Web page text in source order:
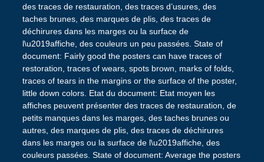
des traces de restauration, des traces d’usures, des
taches brunes, des marques de plis, des traces de
déchirures dans les marges ou la surface de
l\u2019affiche, des couleurs un peu passées. State of
document: Fairly good the posters can have traces of
restoration, traces of wears, spots brown, marks of folds,
traces of tears in the margins or the surface of the poster,
little down colors. Etat du document: Etat moyen les
affiches peuvent présenter des traces de restauration, de
petits manques dans les marges, des taches brunes ou
autres, des marques de plis, des traces de déchirures
dans les marges ou la surface de l\u2019affiche, des
couleurs passées. State of document: Average the posters